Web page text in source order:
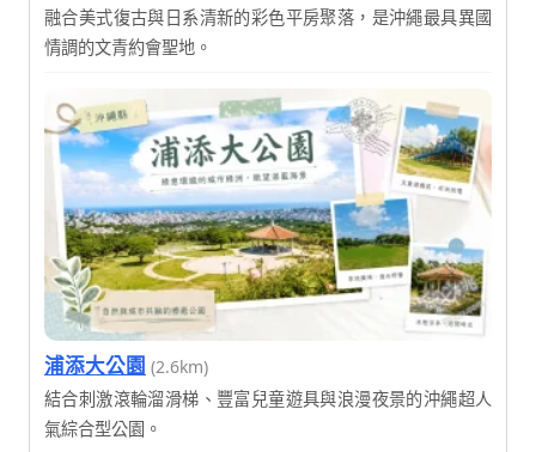
融合美式復古與日系清新的彩色平房聚落，是沖繩最具異國
情調的文青約會聖地。
浦添大公園 (2.6km)
結合刺激滾輪溜滑梯、豐富兒童遊具與浪漫夜景的沖繩超人
氣綜合型公園。